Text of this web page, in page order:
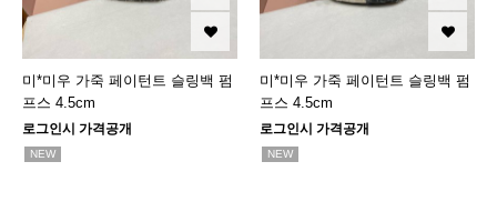
미*미우 가죽 페이턴트 슬링백 펌
프스 4.5cm
로그인시 가격공개
NEW
미*미우 가죽 페이턴트 슬링백 펌
프스 4.5cm
로그인시 가격공개
NEW